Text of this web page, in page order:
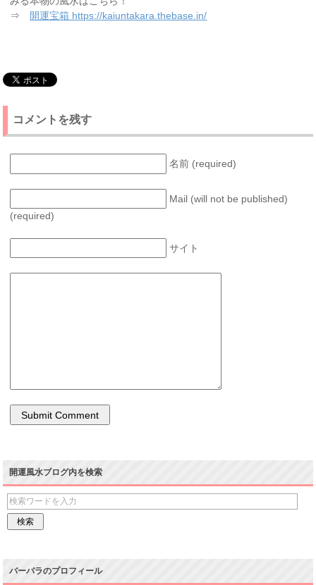
⇒ 開運宝箱 https://kaiuntakara.thebase.in/
コメントを残す
名前 (required)
Mail (will not be published)
(required)
サイト
開運風水ブログ内を検索
バーバラのプロフィール